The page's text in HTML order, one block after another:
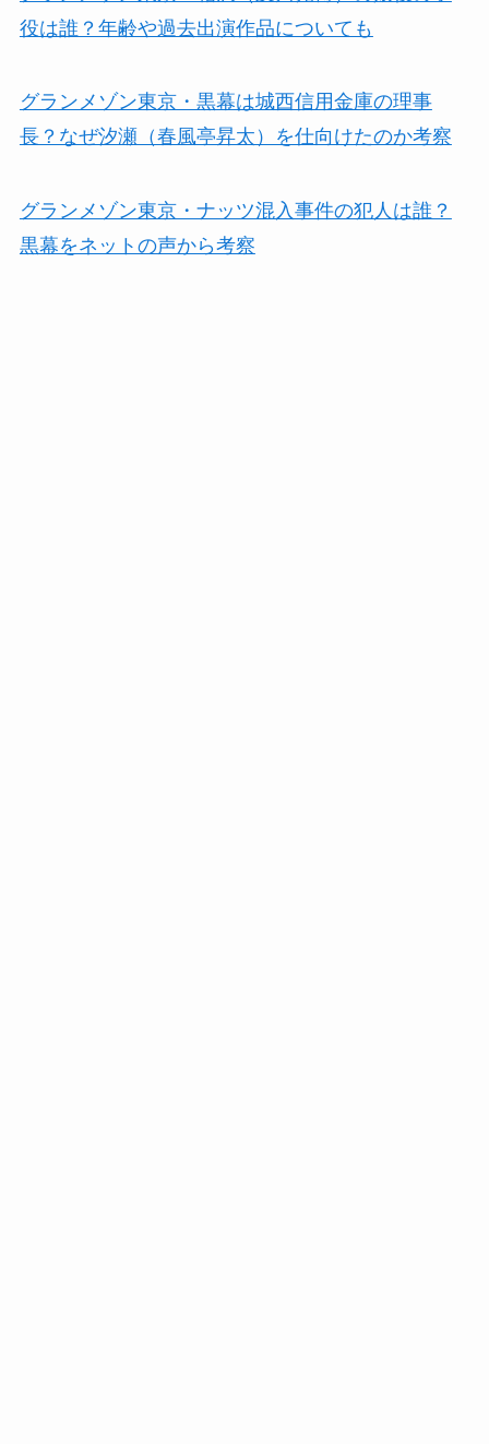
役は誰？年齢や過去出演作品についても
グランメゾン東京・黒幕は城西信用金庫の理事
長？なぜ汐瀬（春風亭昇太）を仕向けたのか考察
グランメゾン東京・ナッツ混入事件の犯人は誰？
黒幕をネットの声から考察